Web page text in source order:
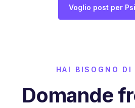
Voglio post per
HAI BISOGNO DI
Domande